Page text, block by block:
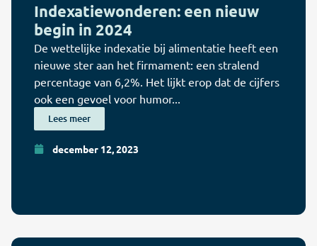
Indexatiewonderen: een nieuw
begin in 2024
De wettelijke indexatie bij alimentatie heeft een
nieuwe ster aan het firmament: een stralend
percentage van 6,2%. Het lijkt erop dat de cijfers
ook een gevoel voor humor...
Lees meer
december 12, 2023